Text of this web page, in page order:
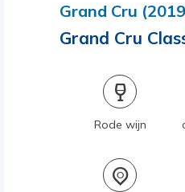
Grand Cru
Grand Cru
Rode wijn